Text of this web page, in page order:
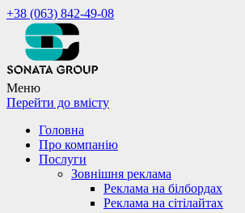
+38 (063) 842-49-08
Меню
Перейти до вмісту
Головна
Про компанію
Послуги
Зовнішня реклама
Реклама на білбордах
Реклама на сітілайтах